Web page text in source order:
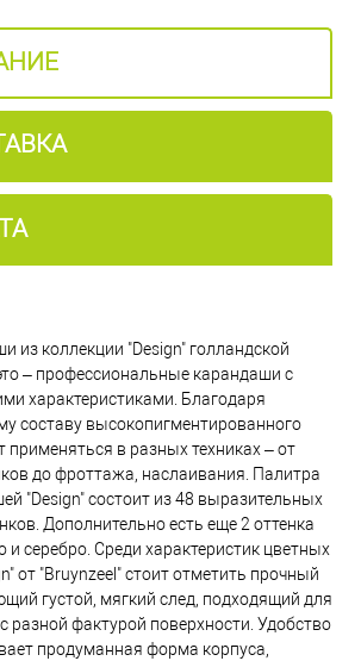
71 - Розовый карамельный
80 - Золото металлик
77 - Ультрамарин светлый
74 - Серый темный
50 - Ультрамарин
23 - Оранжевый
из коллекции "Design" голландской
– профессиональные карандаши с
характеристиками. Благодаря
составу высокопигментированного
применяться в разных техниках – от
до фроттажа, наслаивания. Палитра
"Design" состоит из 48 выразительных
Дополнительно есть еще 2 оттенка
и серебро. Среди характеристик цветных
от "Bruynzeel" стоит отметить прочный
густой, мягкий след, подходящий для
разной фактурой поверхности. Удобство
продуманная форма корпуса,